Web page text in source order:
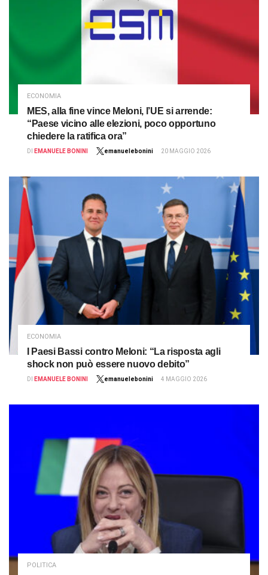
ECONOMIA
MES, alla fine vince Meloni, l’UE si arrende:
“Paese vicino alle elezioni, poco opportuno
chiedere la ratifica ora”
DI EMANUELE BONINI emanuelebonini 20 MAGGIO 2026
ECONOMIA
I Paesi Bassi contro Meloni: “La risposta agli
shock non può essere nuovo debito”
DI EMANUELE BONINI emanuelebonini 4 MAGGIO 2026
POLITICA